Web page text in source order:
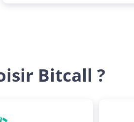
Bitcall ?